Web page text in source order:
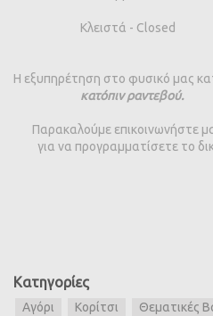
Κλειστά - Closed
Η εξυπηρέτηση στο φυσικό μας
κατόπιν ραντεβού.
Παρακαλούμε επικοινωνήστε
για να προγραμματίσετε το
Κατηγορίες
Αγόρι Κορίτσι Θεματικές